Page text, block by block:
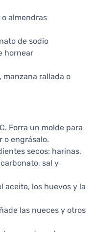
almendras
de sodio
hornear
manzana rallada o
Forra un molde para
o engrásalo.
secos: harinas,
sal y
aceite, los huevos y la
las nueces y otros